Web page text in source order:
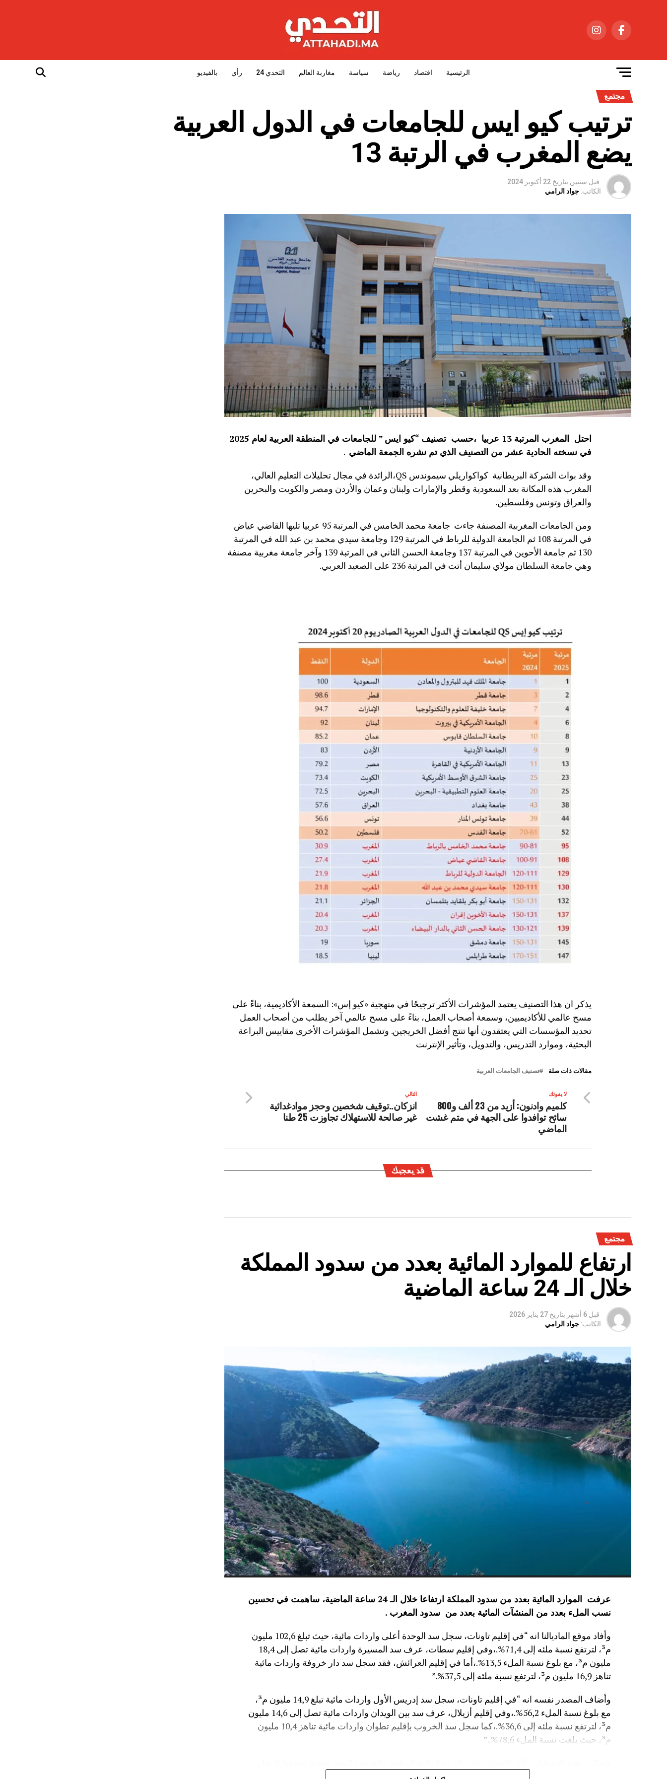
الرئيسية اقتصاد رياضة سياسة مغاربة العالم التحدي 24 رأي بالفيديو
مجتمع
ترتيب كيو ايس للجامعات في الدول العربية
يضع المغرب في الرتبة 13
قبل سنتين بتاريخ 22 أكتوبر 2024
الكاتب: جواد الرامي
احتل المغرب المرتبة 13 عربيا ،حسب تصنيف “كيو ايس ” للجامعات في المنطقة العربية لعام 2025
في نسخته الحادية عشر من التصنيف الذي تم نشره الجمعة الماضي .
وقد بوات الشركة البريطانية كواكواريلي سيموندس QS،الرائدة في مجال تحليلات التعليم العالي،
المغرب هذه المكانة بعد السعودية وقطر والإمارات ولبنان وعمان والأردن ومصر والكويت والبحرين
والعراق وتونس وفلسطين.
ومن الجامعات المغربية المصنفة جاءت جامعة محمد الخامس في المرتبة 95 عربيا تليها القاضي عياض
في المرتبة 108 ثم الجامعة الدولية للرباط في المرتبة 129 وجامعة سيدي محمد بن عبد الله في المرتبة
130 ثم جامعة الأحوين في المرتبة 137 وجامعة الحسن الثاني في المرتبة 139 وآخر جامعة مغربية مصنفة
وهي جامعة السلطان مولاي سليمان أتت في المرتبة 236 على الصعيد العربي.
يذكر ان هذا التصنيف يعتمد المؤشرات الأكثر ترجيحًا في منهجية «كيو إس»: السمعة الأكاديمية، بناءً على
مسح عالمي للأكاديميين، وسمعة أصحاب العمل، بناءً على مسح عالمي آخر يطلب من أصحاب العمل
تحديد المؤسسات التي يعتقدون أنها تنتج أفضل الخريجين. وتشمل المؤشرات الأخرى مقاييس البراعة
البحثية، وموارد التدريس، والتدويل، وتأثير الإنترنت
مقالات ذات صلة تصنيف الجامعات العربية
التالي
انزكان..توقيف شخصين وحجز موادغدائية
غير صالحة للاستهلاك تجاوزت 25 طنا
لا يفوتك
كلميم وادنون: أزيد من 23 ألف و800
سائح توافدوا على الجهة في متم غشت
الماضي
قد يعجبك
مجتمع
ارتفاع للموارد المائية بعدد من سدود المملكة
خلال الـ 24 ساعة الماضية
قبل 6 أشهر بتاريخ 27 يناير 2026
الكاتب: جواد الرامي
عرفت الموارد المائية بعدد من سدود المملكة ارتفاعا خلال الـ 24 ساعة الماضية، ساهمت في تحسين
نسب الملء بعدد من المنشآت المائية بعدد من سدود المغرب .
وأفاد موقع الماديالنا انه “في إقليم تاونات، سجل سد الوحدة أعلى واردات مائية، حيث تبلغ 102,6 مليون
م³، لترتفع نسبة ملئه إلى 71,4%.،وفي إقليم سطات، عرف سد المسيرة واردات مائية تصل إلى 18,4
مليون م³، مع بلوغ نسبة الملء 13,5%.،أما في إقليم العرائش، فقد سجل سد دار خروفة واردات مائية
تناهز 16,9 مليون م³، لترتفع نسبة ملئه إلى 37,5%.”
وأضاف المصدر نفسه انه “في إقليم تاونات، سجل سد إدريس الأول واردات مائية تبلغ 14,9 مليون م³،
مع بلوغ نسبة الملء 56,2%.،وفي إقليم أزيلال، عرف سد بين الويدان واردات مائية تصل إلى 14,6 مليون
م³، لترتفع نسبة ملئه إلى 36,6%.،كما سجل سد الخروب بإقليم تطوان واردات مائية تناهز 10,4 مليون
م³، حيث بلغت نسبة الملء 78,6%..”